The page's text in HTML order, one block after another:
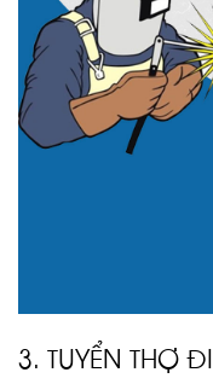
3. TUYỂN THỢ